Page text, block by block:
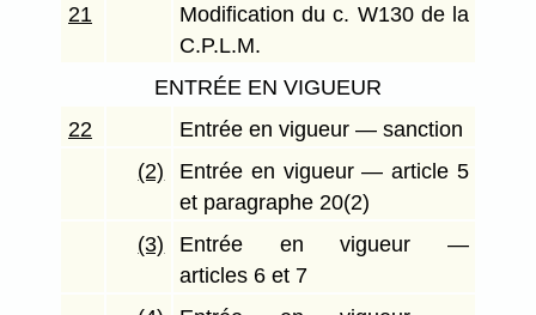
21
Modification du c. W130 de la
C.P.L.M.
ENTRÉE EN VIGUEUR
22
Entrée en vigueur — sanction
(2)
Entrée en vigueur — article 5
et paragraphe 20(2)
(3)
Entrée en vigueur —
articles 6 et 7